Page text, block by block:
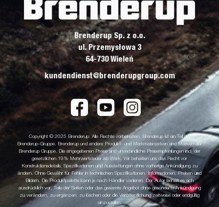
Brenderup Sp. z o.o.
ul. Przemysłowa 3
64-730 Wieleń
kundendienst@brenderupgroup.com
Copyright © 2025 Brenderup. Alle Rechte vorbehalten. Brenderup ist ein Teil der
Brenderup-Gruppe. Brenderup und andere Produkt- und Merkmalsmarken sind Marken der
Brenderup Gruppe. Die angegebenen Preise sind unverbindliche Preisempfehlungen incl. der
gesetzlichen 19% Mehrwertsteuer ab Werk. Wir behalten uns das Recht vor
Konstruktionsdetails, Spezifikationen und Ausstattungen ohne vorherige Ankündigung zu
ändern. Ohne Gewähr für Fehler in technischen Spezifikationen, Informationen, Preisen und
Bildern. Die Produktpalette kann je nach Händler variieren. Der Autor behält es sich
ausdrücklich vor, Teile der Seiten oder das gesamte Angebot ohne gesonderte Ankündigung
zu verändern, zu ergänzen, zu löschen oder die Veröffentlichung zeitweise oder endgültig
einzustellen.